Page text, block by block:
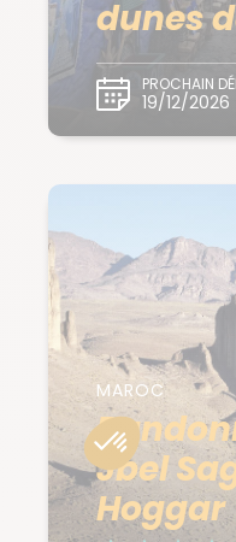
dunes
PROCHAIN
19/12/2026
MAROC
Jbel
Hoggar